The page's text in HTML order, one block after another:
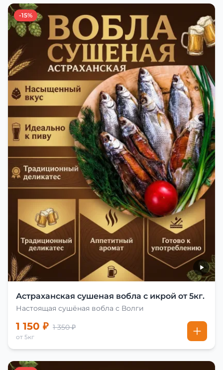
-15%
Астраханская сушеная вобла с икрой от 5кг.
Настоящая сушёная вобла с Волги
1 150 ₽ 1 350 ₽
от 5кг